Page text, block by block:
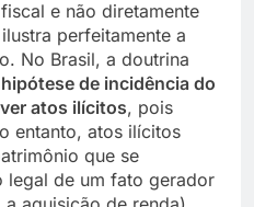
e não diretamente
perfeitamente a
No Brasil, a doutrina
hipótese de incidência do
atos ilícitos, pois
entanto, atos ilícitos
que se
legal de um fato gerador